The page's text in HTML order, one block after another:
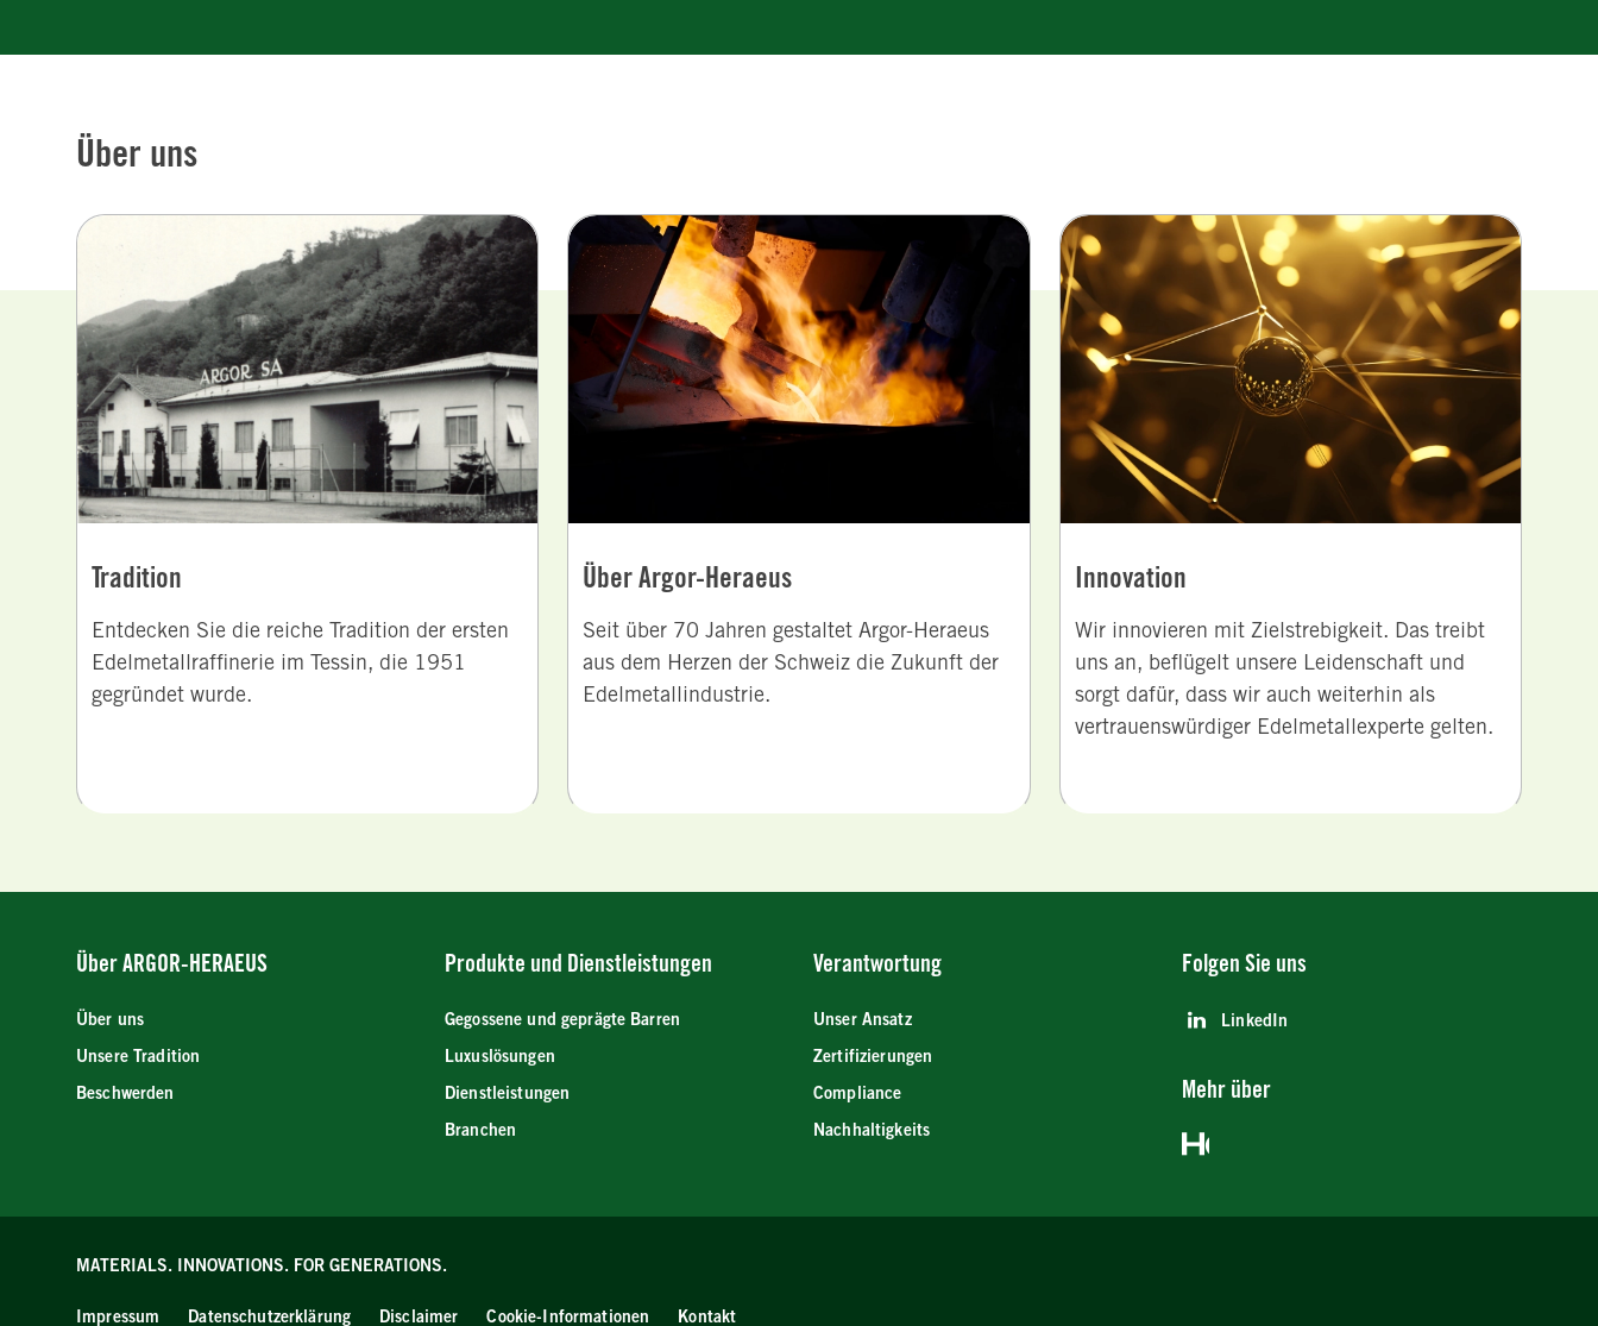
Über uns
Tradition
Entdecken Sie die reiche Tradition der ersten
Edelmetallraffinerie im Tessin, die 1951
gegründet wurde.
Über Argor-Heraeus
Seit über 70 Jahren gestaltet Argor-Heraeus
aus dem Herzen der Schweiz die Zukunft der
Edelmetallindustrie.
Innovation
Wir innovieren mit Zielstrebigkeit. Das treibt
uns an, beflügelt unsere Leidenschaft und
sorgt dafür, dass wir auch weiterhin als
vertrauenswürdiger Edelmetallexperte gelten.
Über ARGOR-HERAEUS
Über uns
Unsere Tradition
Beschwerden
Produkte und Dienstleistungen
Gegossene und geprägte Barren
Luxuslösungen
Dienstleistungen
Branchen
Verantwortung
Unser Ansatz
Zertifizierungen
Compliance
Nachhaltigkeits
Folgen Sie uns
LinkedIn
Mehr über
MATERIALS. INNOVATIONS. FOR GENERATIONS.
Impressum Datenschutzerklärung Disclaimer Cookie-Informationen Kontakt